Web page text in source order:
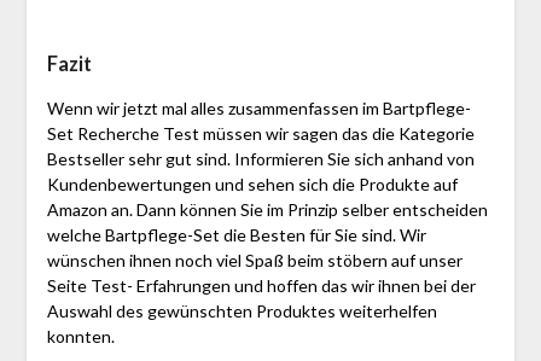
Fazit
Wenn wir jetzt mal alles zusammenfassen im Bartpflege-
Set Recherche Test müssen wir sagen das die Kategorie
Bestseller sehr gut sind. Informieren Sie sich anhand von
Kundenbewertungen und sehen sich die Produkte auf
Amazon an. Dann können Sie im Prinzip selber entscheiden
welche Bartpflege-Set die Besten für Sie sind. Wir
wünschen ihnen noch viel Spaß beim stöbern auf unser
Seite Test- Erfahrungen und hoffen das wir ihnen bei der
Auswahl des gewünschten Produktes weiterhelfen
konnten.